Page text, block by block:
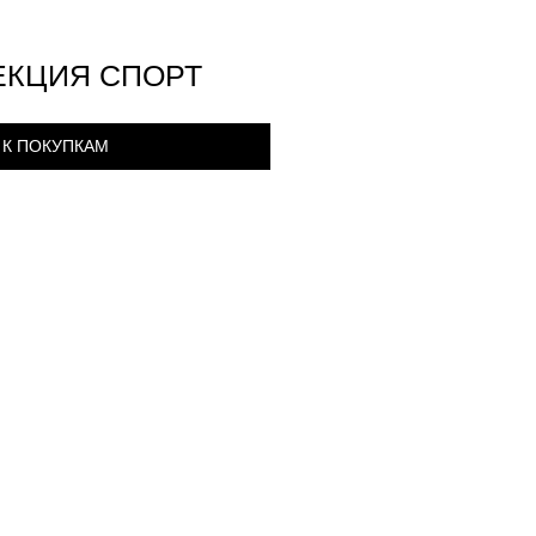
СПОРТ
К ПОКУПКАМ